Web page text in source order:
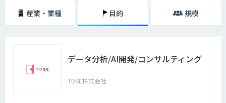
ランでも難しいこの需要予測を、AIによる機械学習を活用して行うという
産業・業種 目的 規模
データ分析/AI開発/コンサルティング
TDSE株式会社